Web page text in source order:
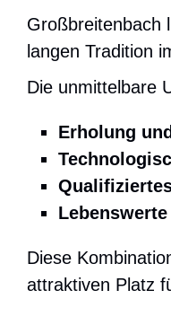
Großbreitenbach
langen Tradition
Die unmittelbare
Erholung
Diese
attraktiven Platz